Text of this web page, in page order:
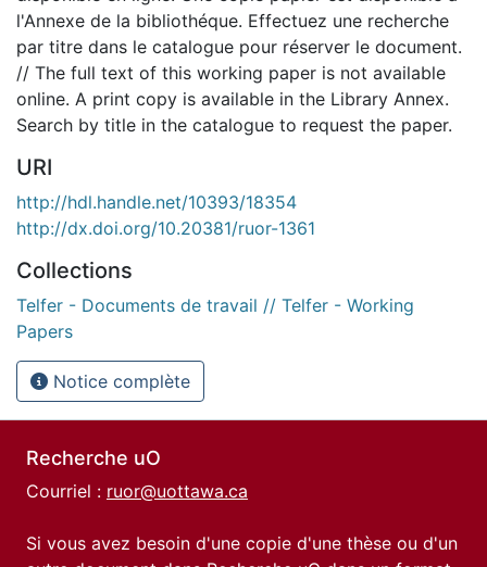
l'Annexe de la bibliothéque. Effectuez une recherche
par titre dans le catalogue pour réserver le document.
// The full text of this working paper is not available
online. A print copy is available in the Library Annex.
Search by title in the catalogue to request the paper.
URI
http://hdl.handle.net/10393/18354
http://dx.doi.org/10.20381/ruor-1361
Collections
Telfer - Documents de travail // Telfer - Working
Papers
Notice complète
Recherche uO
Courriel : ruor@uottawa.ca
Si vous avez besoin d'une copie d'une thèse ou d'un